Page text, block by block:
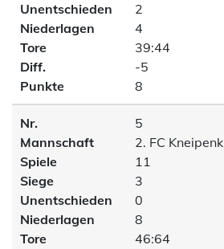
Unentschieden
2
Niederlagen
4
Tore
39:44
Diff.
-5
Punkte
8
Nr.
5
Mannschaft
2. FC
Spiele
11
Siege
3
Unentschieden
0
Niederlagen
8
Tore
46:64